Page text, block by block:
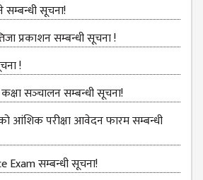
सूचना!
प्रकाशन सम्बन्धी सूचना !
!
सञ्‍चालन सम्बन्धी सूचना!
आंशिक परीक्षा आवेदन फारम सम्बन्धी
Exam सम्बन्धी सूचना!